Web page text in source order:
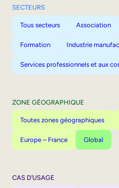
SECTEURS
Tous secteurs Association
Formation Industrie
Services professionnels et aux
ZONE GÉOGRAPHIQUE
Toutes zones géographiques
Europe – France Global
CAS D’USAGE